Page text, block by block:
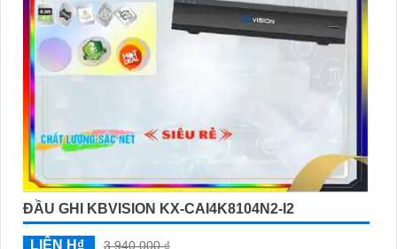
ĐẦU GHI KBVISION KX-CAI4K8104N2-I2
LIÊN H₫ 3,940,000 ₫